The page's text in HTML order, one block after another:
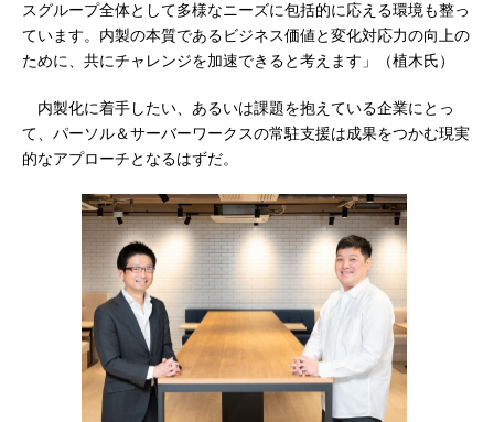
スグループ全体として多様なニーズに包括的に応える環境も整っ
ています。内製の本質であるビジネス価値と変化対応力の向上の
ために、共にチャレンジを加速できると考えます」（植木氏）
内製化に着手したい、あるいは課題を抱えている企業にとっ
て、パーソル＆サーバーワークスの常駐支援は成果をつかむ現実
的なアプローチとなるはずだ。